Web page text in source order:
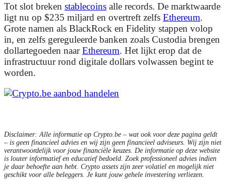
Tot slot breken stablecoins alle records. De marktwaarde
ligt nu op $235 miljard en overtreft zelfs Ethereum.
Grote namen als BlackRock en Fidelity stappen volop
in, en zelfs gereguleerde banken zoals Custodia brengen
dollartegoeden naarEthereum. Het lijkt erop dat de
infrastructuur rond digitale dollars volwassen begint te
worden.
Disclaimer: Alle informatie op Crypto.be – wat ook voor deze pagina geldt
– is geen financieel advies en wij zijn geen financieel adviseurs. Wij zijn niet
verantwoordelijk voor jouw financiële keuzes. De informatie op deze website
is louter informatief en educatief bedoeld. Zoek professioneel advies indien
je daar behoefte aan hebt. Crypto assets zijn zeer volatiel en mogelijk niet
geschikt voor alle beleggers. Je kunt jouw gehele investering verliezen.